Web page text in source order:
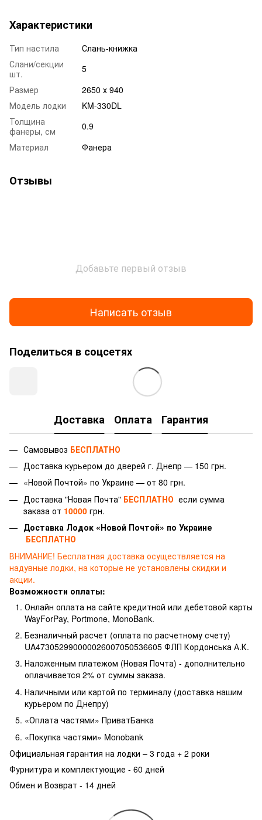
Характеристики
Тип настила
Слань-книжка
Слани/секции
шт.
5
Размер
2650 х 940
Модель лодки
KM-330DL
Толщина
фанеры, см
0.9
Материал
Фанера
Отзывы
Добавьте первый отзыв
Написать отзыв
Поделиться в соцсетях
Доставка Оплата Гарантия
Самовывоз БЕСПЛАТНО
Доставка курьером до дверей г. Днепр — 150 грн.
«Новой Почтой» по Украине — от 80 грн.
Доставка "Новая Почта" БЕСПЛАТНО если сумма
заказа от 10000 грн.
Доставка Лодок «Новой Почтой» по Украине
БЕСПЛАТНО
ВНИМАНИЕ! Бесплатная доставка осуществляется на
надувные лодки, на которые не установлены скидки и
акции.
Возможности оплаты:
Онлайн оплата на сайте кредитной или дебетовой карты
WayForPay, Portmone, MonoBank.
Безналичный расчет (оплата по расчетному счету)
UA473052990000026007050536605 ФЛП Кордонська А.К.
Наложенным платежом (Новая Почта) - дополнительно
оплачивается 2% от суммы заказа.
Наличными или картой по терминалу (доставка нашим
курьером по Днепру)
«Оплата частями» ПриватБанка
«Покупка частями» Monobank
Официальная гарантия на лодки – 3 года + 2 роки
Фурнитура и комплектующие - 60 дней
Обмен и Возврат - 14 дней